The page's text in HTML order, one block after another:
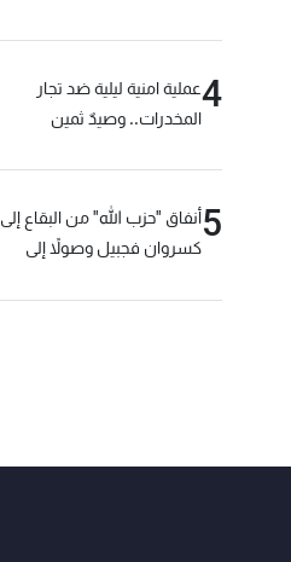
4عملية امنية ليلية ضد تجار
المخدرات.. وصيدٌ ثمين
5أنفاق "حزب الله" من البقاع إلى
كسروان فجبيل وصولاً إلى